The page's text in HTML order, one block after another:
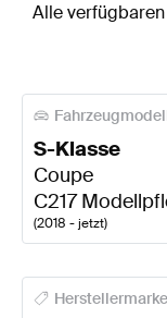
Alle
S-Klasse
Coupe
C217
(2018 - jetzt)
AMG A-Klasse
Herstellermarke